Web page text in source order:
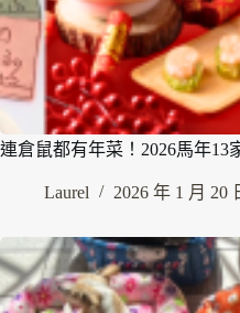
連倉鼠都有年菜！2026馬年13
Laurel 2026 年 1 月 20